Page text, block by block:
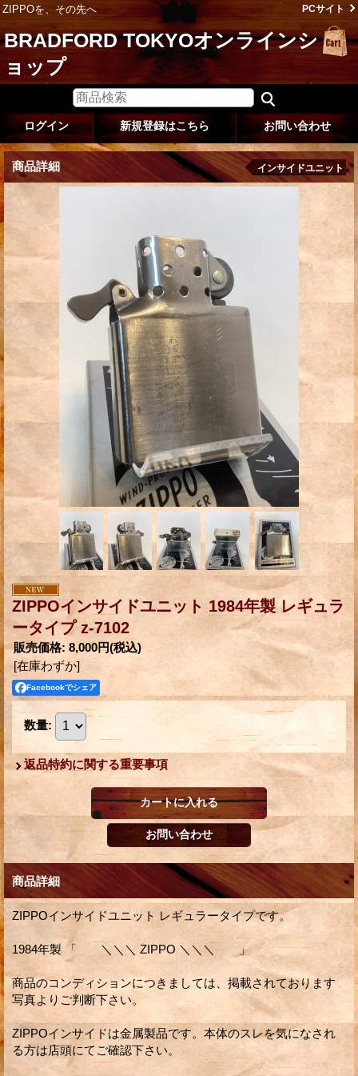
ZIPPOを、その先へ PCサイト
BRADFORD TOKYOオンラインシ
ョップ
ログイン 新規登録はこちら お問い合わせ
商品詳細 インサイドユニット
ZIPPOインサイドユニット 1984年製 レギュラ
ータイプ z-7102
販売価格: 8,000円(税込)
[在庫わずか]
Facebookでシェア
数量:
返品特約に関する重要事項
商品詳細
ZIPPOインサイドユニット レギュラータイプです。
1984年製 「 ＼＼＼ ZIPPO ＼＼＼ 」
商品のコンディションにつきましては、掲載されております
写真よりご判断下さい。
ZIPPOインサイドは金属製品です。本体のスレを気になされ
る方は店頭にてご確認下さい。